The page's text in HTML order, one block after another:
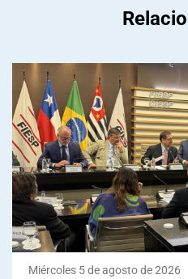
Miércoles 5 de agosto de 2026